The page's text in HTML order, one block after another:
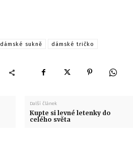
dámské sukně dámské tričko
Další článek
Kupte si levné letenky do
celého světa